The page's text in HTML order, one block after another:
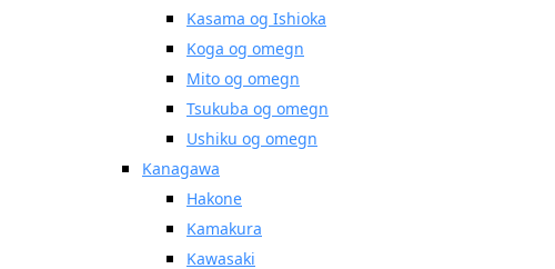
Kasama og Ishioka
Koga og omegn
Mito og omegn
Tsukuba og omegn
Ushiku og omegn
Kanagawa
Hakone
Kamakura
Kawasaki